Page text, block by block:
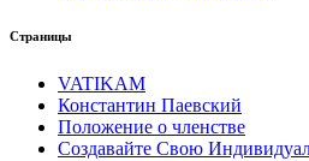
Страницы
VATIKAM
Константин Паевский
Положение о членстве
Создавайте Свою